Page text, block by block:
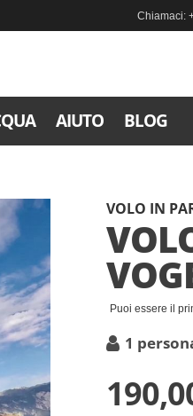
Chiamaci:
AIUTO BLOG
VOLO IN
Puoi essere il
1